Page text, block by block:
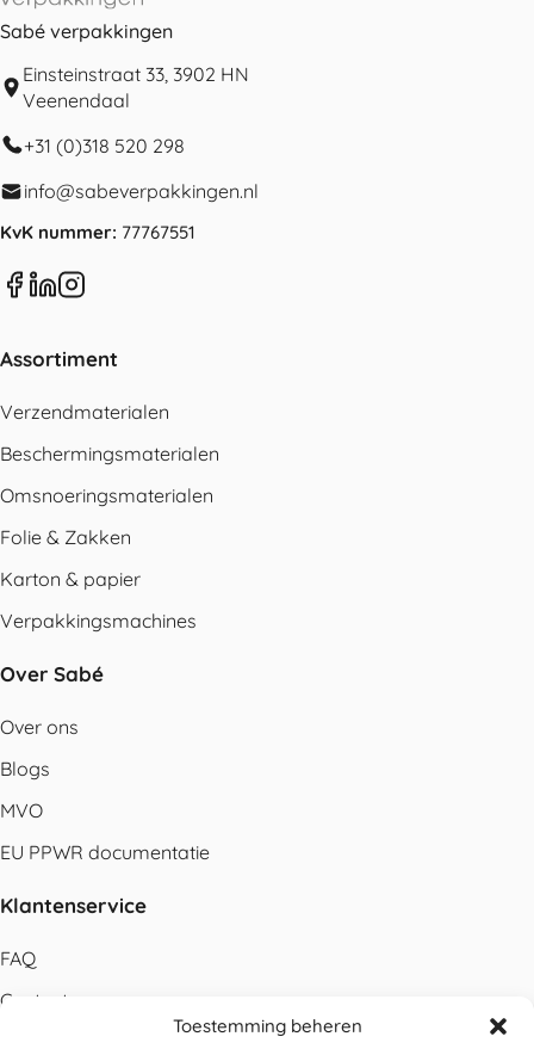
Toestemming beheren
Sabé verpakkingen
Einsteinstraat 33, 3902 HN
Veenendaal
+31 (0)318 520 298
info@sabeverpakkingen.nl
KvK nummer: 77767551
Assortiment
Verzendmaterialen
Beschermingsmaterialen
Omsnoeringsmaterialen
Folie & Zakken
Karton & papier
Verpakkingsmachines
Over Sabé
Over ons
Blogs
MVO
EU PPWR documentatie
Klantenservice
FAQ
Contact